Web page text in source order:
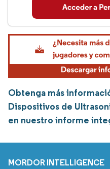
Obtenga más
Dispositivos de
en nuestro informe
MORDOR INTELLIGENCE